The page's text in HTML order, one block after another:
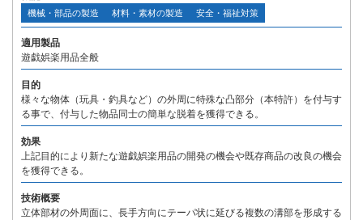
機械・部品の製造 材料・素材の製造 安全・福祉対策
適用製品
遊戯娯楽用品全般
目的
様々な物体（玩具・釣具など）の外周に特殊な凸部分（本特許）を付与す
る事で、付与した物品同士の簡単な脱着を獲得できる。
効果
上記目的により新たな遊戯娯楽用品の開発の機会や既存商品の改良の機会
を獲得できる。
技術概要
立体部材の外周面に、長手方向にテーパ状に延びる複数の溝部を形成する